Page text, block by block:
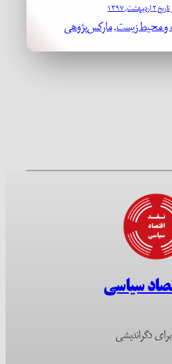
۱۳۹۷
محیط زیست, مارکس‌پژوهی
سیاسی
دگراندیشی